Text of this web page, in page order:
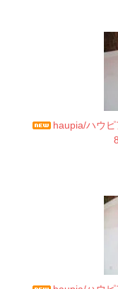
haupia/ハウ